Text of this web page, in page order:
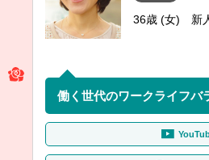
36歳 (女) 新
働く世代のワークライフバ